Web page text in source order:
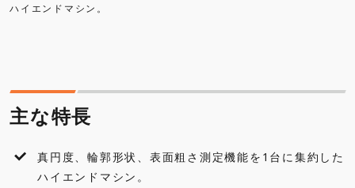
ハイエンドマシン。
主な特長
真円度、輪郭形状、表面粗さ測定機能を1台に集約した
ハイエンドマシン。